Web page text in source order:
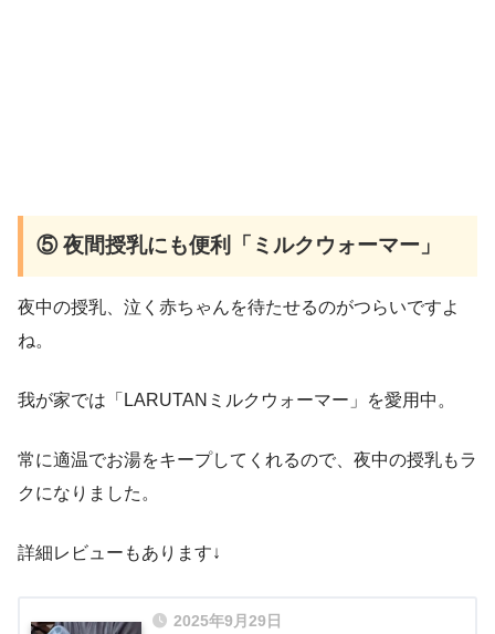
⑤ 夜間授乳にも便利「ミルクウォーマー」
夜中の授乳、泣く赤ちゃんを待たせるのがつらいですよ
ね。
我が家では「LARUTANミルクウォーマー」を愛用中。
常に適温でお湯をキープしてくれるので、夜中の授乳もラ
クになりました。
詳細レビューもあります↓
2025年9月29日